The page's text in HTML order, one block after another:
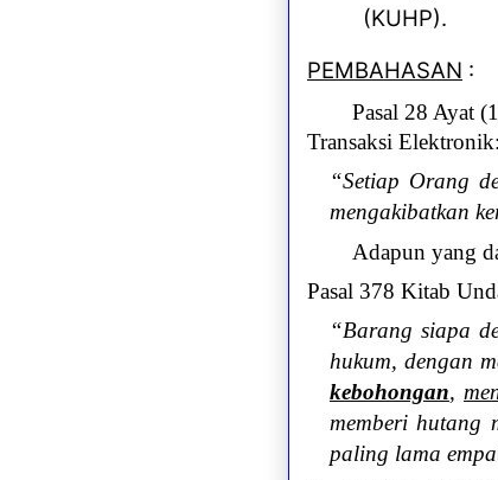
(KUHP).
PEMBAHASAN :
Pasal 28 Ayat
Transaksi Elektronik:
“Setiap Orang
mengakibatkan
Adapun yang
Pasal 378 Kitab
“Barang siapa
hukum, dengan
kebohongan,
memberi hutang
paling lama